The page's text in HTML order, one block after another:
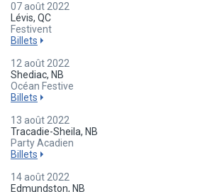
07 août 2022
Lévis, QC
Festivent
Billets
12 août 2022
Shediac, NB
Océan Festive
Billets
13 août 2022
Tracadie-Sheila, NB
Party Acadien
Billets
14 août 2022
Edmundston, NB